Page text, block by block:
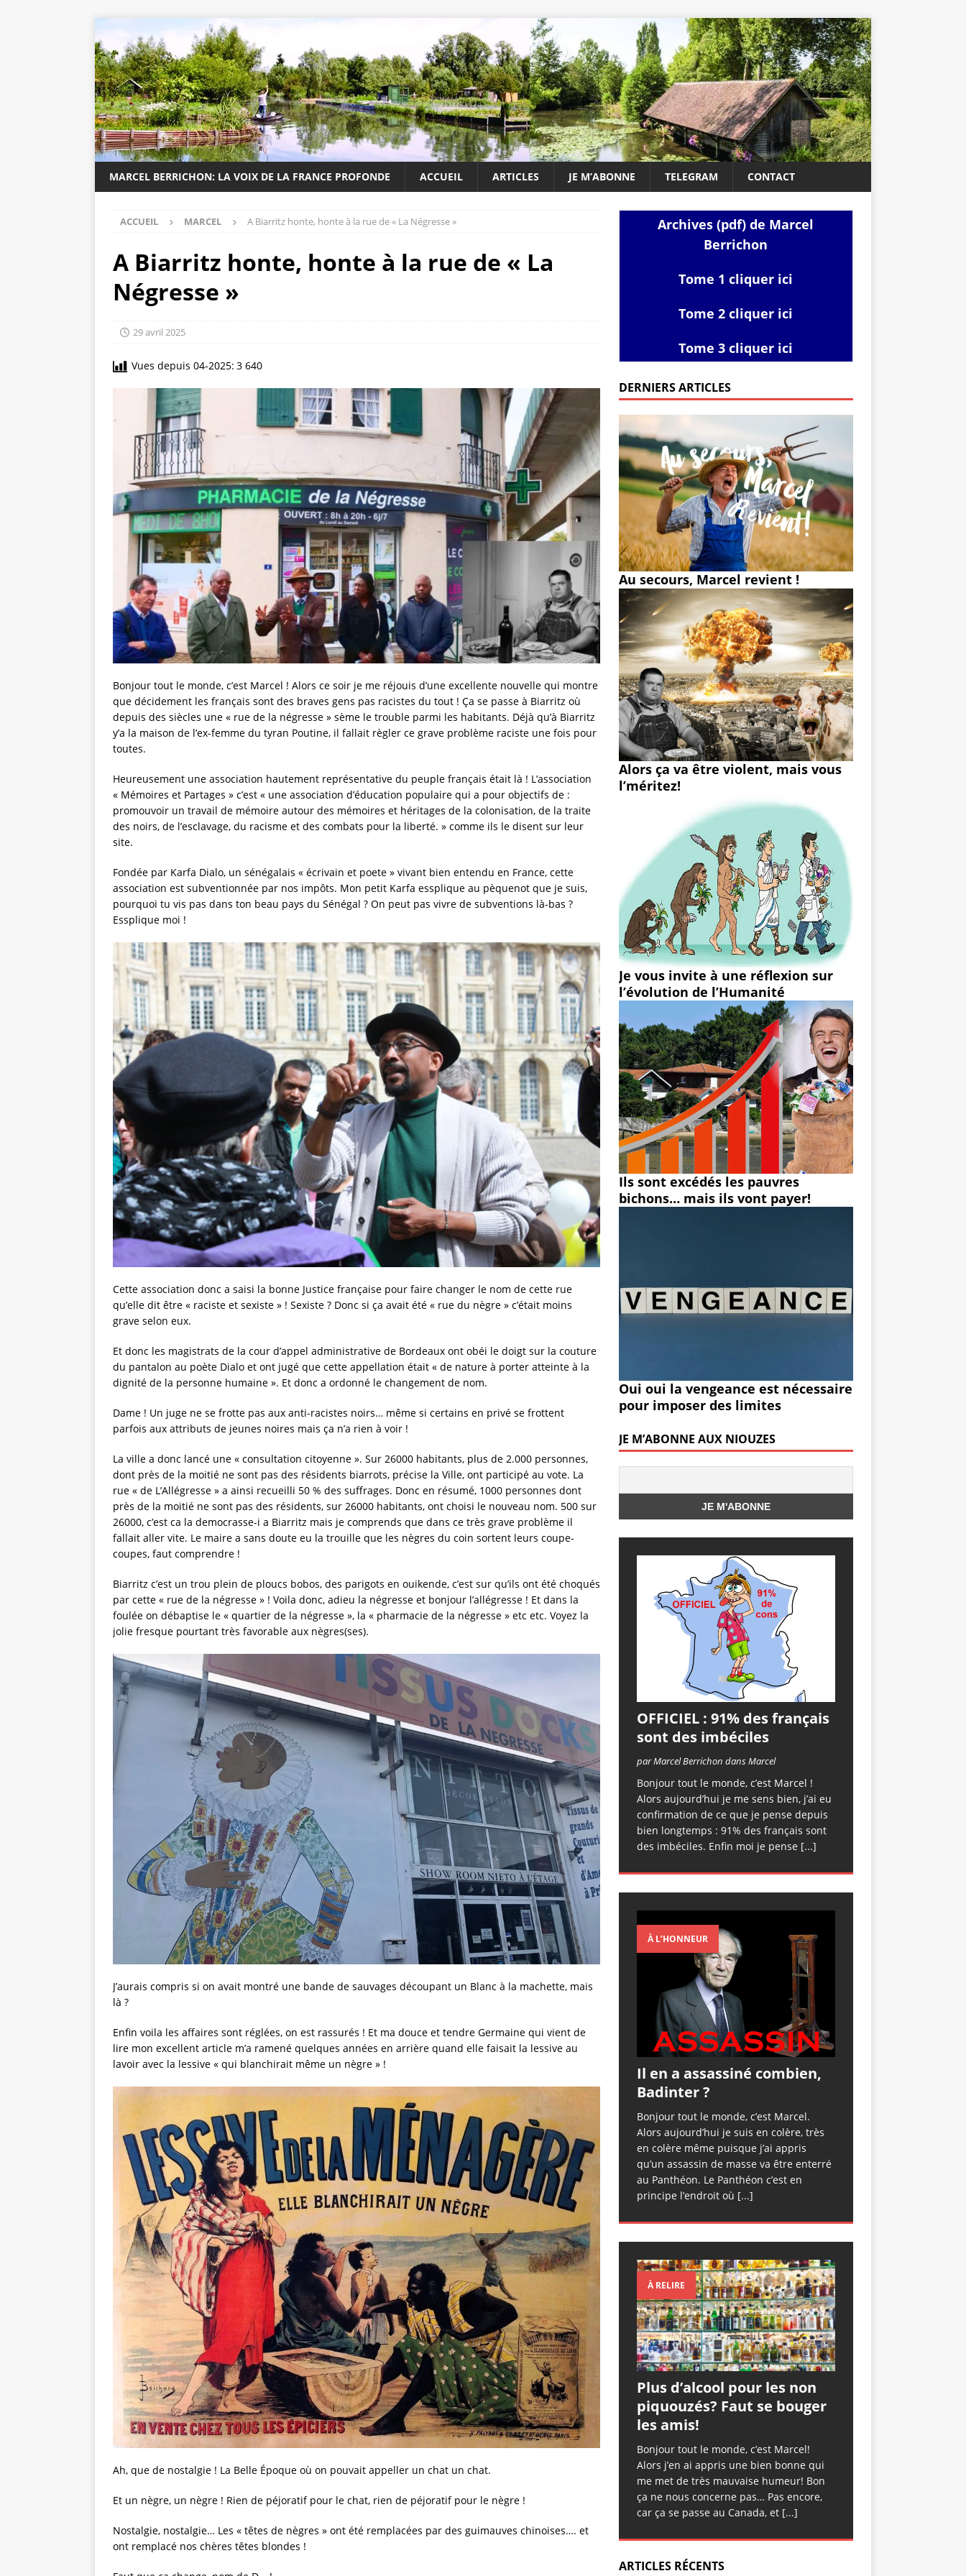
MARCEL BERRICHON: LA VOIX DE LA FRANCE PROFONDE ACCUEIL ARTICLES JE M’ABONNE TELEGRAM CONTACT
ACCUEIL MARCEL A Biarritz honte, honte à la rue de « La Négresse »
A Biarritz honte, honte à la rue de « La
Négresse »
29 avril 2025
Vues depuis 04-2025: 3 640
Bonjour tout le monde, c’est Marcel ! Alors ce soir je me réjouis d’une excellente nouvelle qui montre
que décidement les français sont des braves gens pas racistes du tout ! Ça se passe à Biarritz où
depuis des siècles une « rue de la négresse » sème le trouble parmi les habitants. Déjà qu’à Biarritz
y’a la maison de l’ex-femme du tyran Poutine, il fallait règler ce grave problème raciste une fois pour
toutes.
Heureusement une association hautement représentative du peuple français était là ! L’association
« Mémoires et Partages » c’est « une association d’éducation populaire qui a pour objectifs de :
promouvoir un travail de mémoire autour des mémoires et héritages de la colonisation, de la traite
des noirs, de l’esclavage, du racisme et des combats pour la liberté. » comme ils le disent sur leur
site.
Fondée par Karfa Dialo, un sénégalais « écrivain et poete » vivant bien entendu en France, cette
association est subventionnée par nos impôts. Mon petit Karfa essplique au pèquenot que je suis,
pourquoi tu vis pas dans ton beau pays du Sénégal ? On peut pas vivre de subventions là-bas ?
Essplique moi !
Cette association donc a saisi la bonne Justice française pour faire changer le nom de cette rue
qu’elle dit être « raciste et sexiste » ! Sexiste ? Donc si ça avait été « rue du nègre » c’était moins
grave selon eux.
Et donc les magistrats de la cour d’appel administrative de Bordeaux ont obéi le doigt sur la couture
du pantalon au poète Dialo et ont jugé que cette appellation était « de nature à porter atteinte à la
dignité de la personne humaine ». Et donc a ordonné le changement de nom.
Dame ! Un juge ne se frotte pas aux anti-racistes noirs… même si certains en privé se frottent
parfois aux attributs de jeunes noires mais ça n’a rien à voir !
La ville a donc lancé une « consultation citoyenne ». Sur 26000 habitants, plus de 2.000 personnes,
dont près de la moitié ne sont pas des résidents biarrots, précise la Ville, ont participé au vote. La
rue « de L’Allégresse » a ainsi recueilli 50 % des suffrages. Donc en résumé, 1000 personnes dont
près de la moitié ne sont pas des résidents, sur 26000 habitants, ont choisi le nouveau nom. 500 sur
26000, c’est ca la democrasse-i a Biarritz mais je comprends que dans ce très grave problème il
fallait aller vite. Le maire a sans doute eu la trouille que les nègres du coin sortent leurs coupe-
coupes, faut comprendre !
Biarritz c’est un trou plein de ploucs bobos, des parigots en ouikende, c’est sur qu’ils ont été choqués
par cette « rue de la négresse » ! Voila donc, adieu la négresse et bonjour l’allégresse ! Et dans la
foulée on débaptise le « quartier de la négresse », la « pharmacie de la négresse » etc etc. Voyez la
jolie fresque pourtant très favorable aux nègres(ses).
J’aurais compris si on avait montré une bande de sauvages découpant un Blanc à la machette, mais
là ?
Enfin voila les affaires sont réglées, on est rassurés ! Et ma douce et tendre Germaine qui vient de
lire mon excellent article m’a ramené quelques années en arrière quand elle faisait la lessive au
lavoir avec la lessive « qui blanchirait même un nègre » !
Ah, que de nostalgie ! La Belle Époque où on pouvait appeller un chat un chat.
Et un nègre, un nègre ! Rien de péjoratif pour le chat, rien de péjoratif pour le nègre !
Nostalgie, nostalgie… Les « têtes de nègres » ont été remplacées par des guimauves chinoises…. et
ont remplacé nos chères têtes blondes !
Archives (pdf) de Marcel
Berrichon
Tome 1 cliquer ici
Tome 2 cliquer ici
Tome 3 cliquer ici
DERNIERS ARTICLES
Au secours, Marcel revient !
Alors ça va être violent, mais vous
l’méritez!
Je vous invite à une réflexion sur
l’évolution de l’Humanité
Ils sont excédés les pauvres
bichons… mais ils vont payer!
Oui oui la vengeance est nécessaire
pour imposer des limites
JE M’ABONNE AUX NIOUZES
OFFICIEL : 91% des français
sont des imbéciles
par Marcel Berrichon dans Marcel
Bonjour tout le monde, c’est Marcel !
Alors aujourd’hui je me sens bien, j’ai eu
confirmation de ce que je pense depuis
bien longtemps : 91% des français sont
des imbéciles. Enfin moi je pense [...]
À L’HONNEUR
Il en a assassiné combien,
Badinter ?
Bonjour tout le monde, c’est Marcel.
Alors aujourd’hui je suis en colère, très
en colère même puisque j’ai appris
qu’un assassin de masse va être enterré
au Panthéon. Le Panthéon c’est en
principe l’endroit où [...]
À RELIRE
Plus d’alcool pour les non
piquouzés? Faut se bouger
les amis!
Bonjour tout le monde, c’est Marcel!
Alors j’en ai appris une bien bonne qui
me met de très mauvaise humeur! Bon
ça ne nous concerne pas… Pas encore,
car ça se passe au Canada, et [...]
ARTICLES RÉCENTS